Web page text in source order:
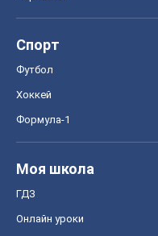
Спорт
Футбол
Хоккей
Формула-1
Моя школа
ГДЗ
Онлайн уроки